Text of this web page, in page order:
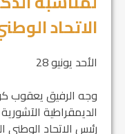
الاتحاد
الأحد يونيو 28
وجه الرفيق يعقوب
الديمقراطية